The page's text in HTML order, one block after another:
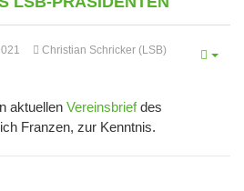
Christian Schricker (LSB)
aktuellen Vereinsbriefdes
Franzen, zur Kenntnis.